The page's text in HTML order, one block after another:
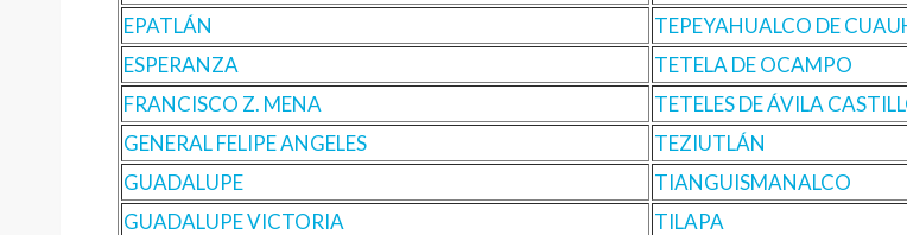
EPATLÁN
TEPEYAHUALCO DE
ESPERANZA
TETELA DE OCAMPO
FRANCISCO Z. MENA
TETELES DE ÁVILA
GENERAL FELIPE ANGELES
TEZIUTLÁN
GUADALUPE
TIANGUISMANALCO
GUADALUPE VICTORIA
TILAPA